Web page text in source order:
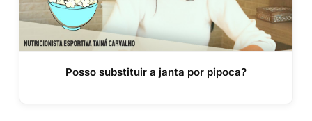
Posso substituir a janta por pipoca?